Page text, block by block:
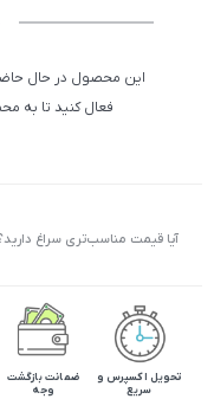
این محصول در حال حاضر
فعال کنید تا به
آیا قیمت مناسب‌تری سراغ
تحویل اکسپرس و
سریع
ضمانت بازگشت
وجه